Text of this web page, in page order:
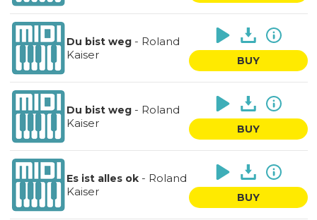
Du bist weg- Roland
Kaiser
BUY
Du bist weg- Roland
Kaiser
BUY
Es ist alles ok- Roland
Kaiser
BUY